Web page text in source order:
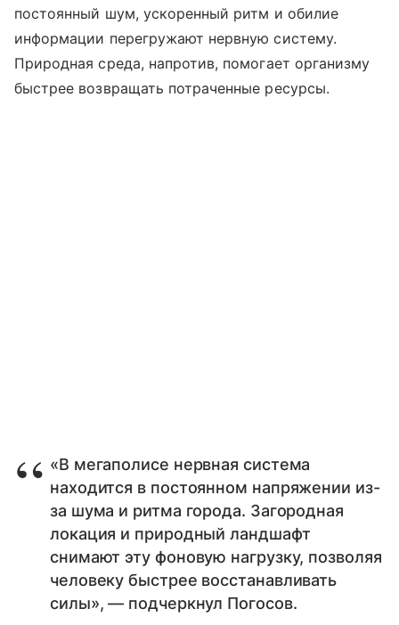
постоянный шум, ускоренный ритм и обилие
информации перегружают нервную систему.
Природная среда, напротив, помогает организму
быстрее возвращать потраченные ресурсы.
«В мегаполисе нервная система
находится в постоянном напряжении из-
за шума и ритма города. Загородная
локация и природный ландшафт
снимают эту фоновую нагрузку, позволяя
человеку быстрее восстанавливать
силы», — подчеркнул Погосов.